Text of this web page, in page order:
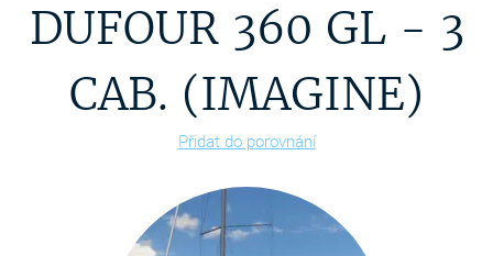
DUFOUR 360 GL - 3
CAB. (IMAGINE)
Přidat do porovnání